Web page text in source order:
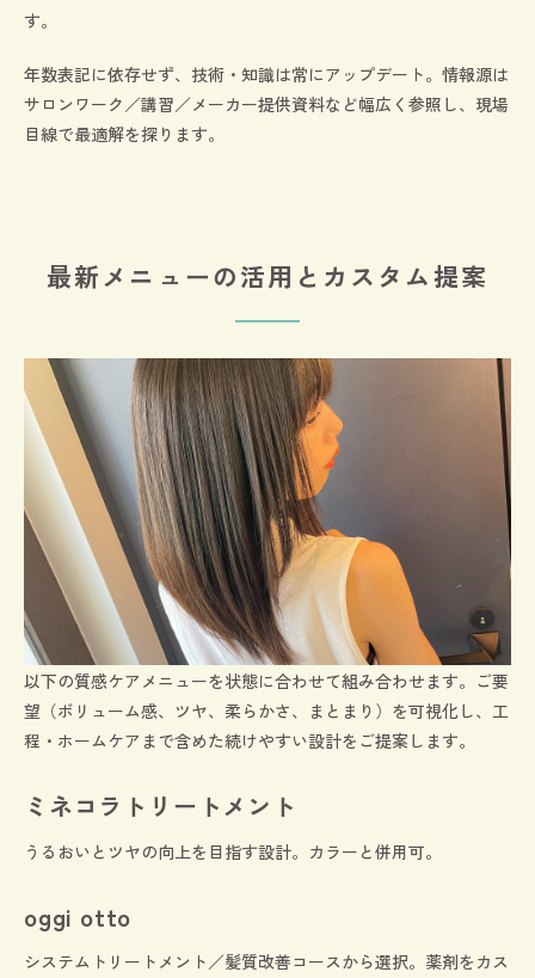
す。
年数表記に依存せず、技術・知識は常にアップデート。情報源は
サロンワーク／講習／メーカー提供資料など幅広く参照し、現場
目線で最適解を探ります。
最新メニューの活用とカスタム提案
以下の質感ケアメニューを状態に合わせて組み合わせます。ご要
望（ボリューム感、ツヤ、柔らかさ、まとまり）を可視化し、工
程・ホームケアまで含めた続けやすい設計をご提案します。
ミネコラトリートメント
うるおいとツヤの向上を目指す設計。カラーと併用可。
oggi otto
システムトリートメント／髪質改善コースから選択。薬剤をカス